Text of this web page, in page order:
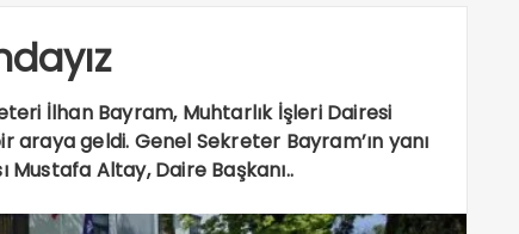
İlhan Bayram, Muhtarlık İşleri Dairesi
araya geldi. Genel Sekreter Bayram’ın yanı
Mustafa Altay, Daire Başkanı..